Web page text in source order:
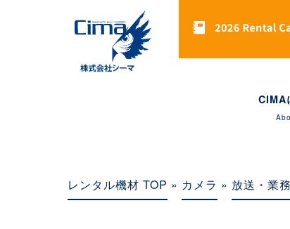
CIMA
レンタル機材 TOP » カメラ » 放送・業